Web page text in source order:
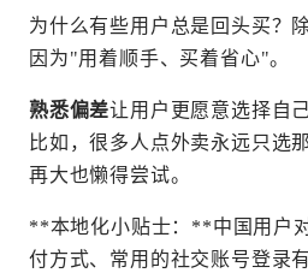
为什么有些用户总是回头买？
因为"用着顺手、买着省心"。
熟悉偏差让用户更愿意选择自
比如，很多人点外卖永远只选
再大也懒得尝试。
**本地化小贴士：**中国用户
付方式、常用的社交账号登录